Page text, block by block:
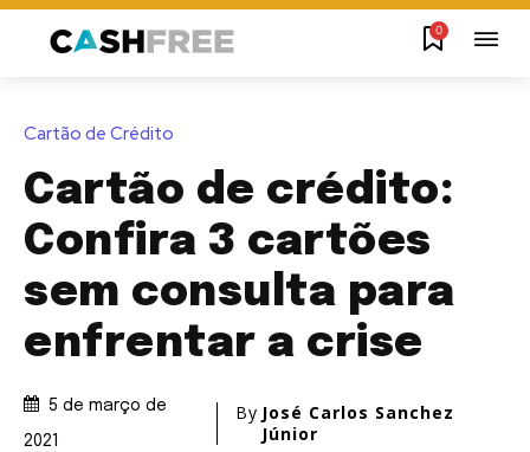
0
Cartão de Crédito
Cartão de crédito:
Confira 3 cartões
sem consulta para
enfrentar a crise
5 de março de
2021
By José Carlos Sanchez
Júnior